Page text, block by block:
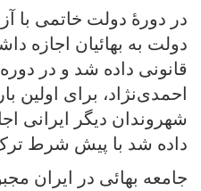
در دورهٔ دولت خاتمی با
دولت به بهائیان اجازه
قانونی داده شد و در
احمدی‌نژاد، برای اولین
شهروندان دیگر ایرانی‌
داده شد با پیش شرط
جامعه بهائی در ایران